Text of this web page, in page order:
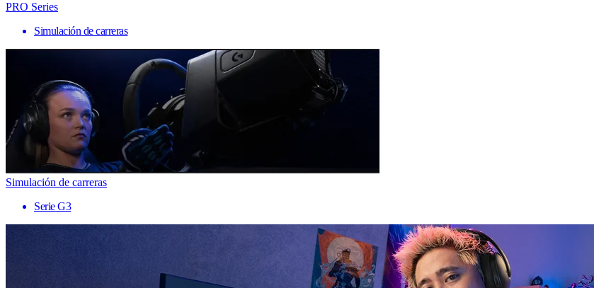
PRO Series
Simulación de carreras
Simulación de carreras
Serie G3